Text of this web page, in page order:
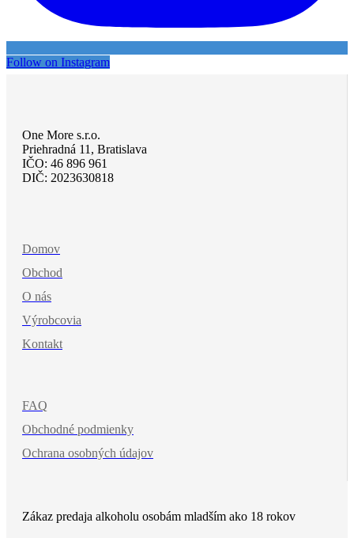
Follow on Instagram
One More s.r.o.
Priehradná 11, Bratislava
IČO: 46 896 961
DIČ: 2023630818
Domov
Obchod
O nás
Výrobcovia
Kontakt
FAQ
Obchodné podmienky
Ochrana osobných údajov
Zákaz predaja alkoholu osobám mladším ako 18 rokov